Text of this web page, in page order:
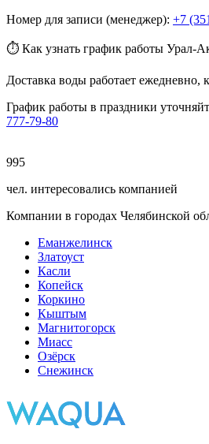
Номер для записи (менеджер): +7
⏱ Как узнать график работы Урал-
Доставка воды работает ежедневно,
График работы в праздники
777-79-80
995
чел. интересовались компанией
Компании в городах Челябинской
Еманжелинск
Златоуст
Касли
Копейск
Коркино
Кыштым
Магнитогорск
Миасс
Озёрск
Снежинск